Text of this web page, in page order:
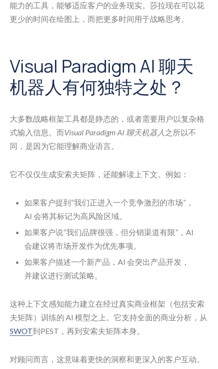
能力的工具，能够适应客户的业务现实。莎拉现在可以花
更少的时间在绘图上，而把更多时间用于战略思考。
Visual Paradigm AI 聊天
机器人有何独特之处？
大多数战略框架工具都是静态的，或者需要用户以复杂格
式输入信息。而Visual Paradigm AI 聊天机器人 之所以不
同，是因为它能理解商业语言。
它不仅仅生成安索夫矩阵，还能解读上下文。例如：
如果客户提到“我们正进入一个竞争激烈的市场”，
AI 会将其标记为高风险区域。
如果客户说“我们品牌很强，但分销渠道有限”，AI
会建议将市场开发作为优先事项。
如果客户描述一个新产品，AI 会突出产品开发，
并建议进行测试策略。
这种上下文感知能力建立在经过真实商业框架（包括安索
夫矩阵）训练的 AI 模型之上。它支持全面的商业分析，从
SWOT到PEST，再到安索夫矩阵本身。
对顾问而言，这意味着更快的洞察和更深入的客户互动。